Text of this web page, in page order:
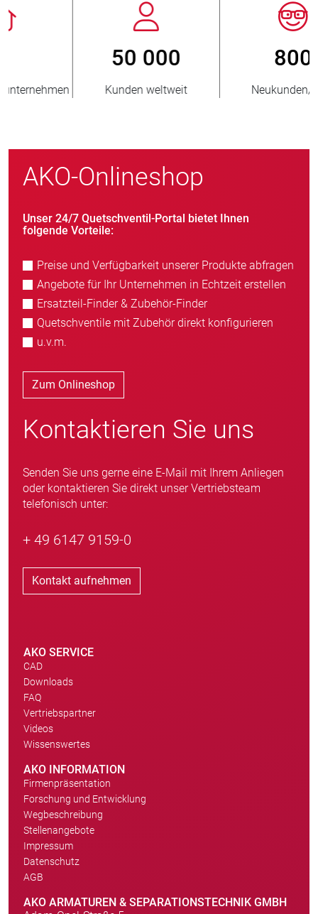
Neukunden/Jahr
> 3 500 000
verkaufte Einheiten
AKO-Onlineshop
Unser 24/7 Quetschventil-Portal bietet Ihnen
folgende Vorteile:
Preise und Verfügbarkeit unserer Produkte abfragen
Angebote für Ihr Unternehmen in Echtzeit erstellen
Ersatzteil-Finder & Zubehör-Finder
Quetschventile mit Zubehör direkt konfigurieren
u.v.m.
Zum Onlineshop
Kontaktieren Sie uns
Senden Sie uns gerne eine E-Mail mit Ihrem Anliegen
oder kontaktieren Sie direkt unser Vertriebsteam
telefonisch unter:
+ 49 6147 9159-0
Kontakt aufnehmen
AKO SERVICE
CAD
Downloads
FAQ
Vertriebspartner
Videos
Wissenswertes
AKO INFORMATION
Firmenpräsentation
Forschung und Entwicklung
Wegbeschreibung
Stellenangebote
Impressum
Datenschutz
AGB
AKO ARMATUREN & SEPARATIONSTECHNIK GMBH